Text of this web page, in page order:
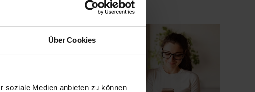
Über Cookies
soziale Medien anbieten zu können